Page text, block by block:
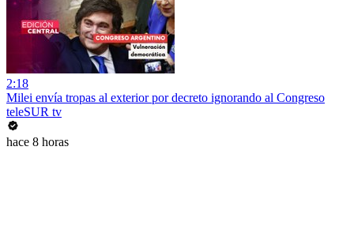
2:18
Milei envía tropas al exterior por decreto ignorando al Congreso
teleSUR tv
hace 8 horas